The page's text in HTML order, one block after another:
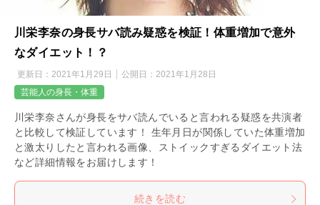
川栄李奈の身長サバ読み疑惑を検証！体重増加で意外
なダイエット！？
更新日： 2021年1月29日 公開日： 2021年1月28日
芸能人の身長・体重
川栄李奈さんが身長をサバ読んでいると言われる疑惑を共演者
と比較して検証しています！ 生年月日が関係していた体重増加
と激太りしたと言われる画像、ストイックすぎるダイエット法
など詳細情報をお届けします！
続きを読む